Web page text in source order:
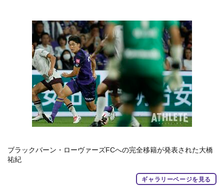
ブラックバーン・ローヴァーズFCへの完全移籍が発表された大橋
祐紀
ギャラリーページを見る